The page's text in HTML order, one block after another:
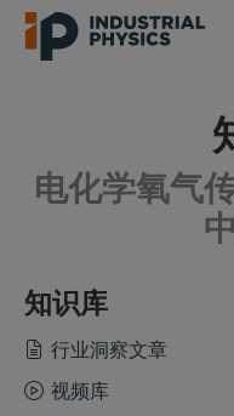
电化学氧气
知识库
行业洞察文章
视频库